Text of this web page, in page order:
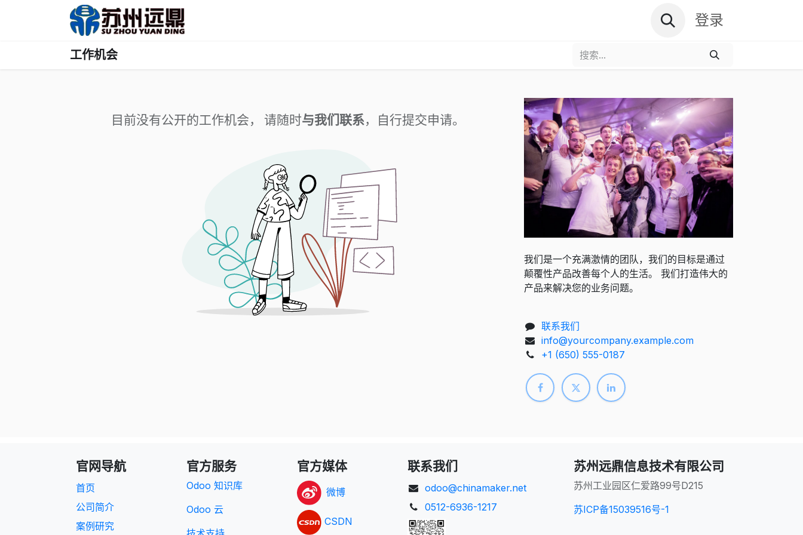
关于远鼎 登录
工作机会
目前没有公开的工作机会， 请随时与我们联系，自行提交申请。
我们是一个充满激情的团队，我们的目标是通过
颠覆性产品改善每个人的生活。 我们打造伟大的
产品来解决您的业务问题。
联系我们
info@yourcompany.example.com
+1 (650) 555-0187
官方服务
Odoo 知识库
Odoo 云
联系我们
odoo@chinamaker.net
0512-6936-1217
苏州远鼎信息技术有限公司
苏州工业园区仁爱路99号D215
苏ICP备15039516号-1
官方媒体
微博
CSDN
官网导航
首页
公司简介
案例研究